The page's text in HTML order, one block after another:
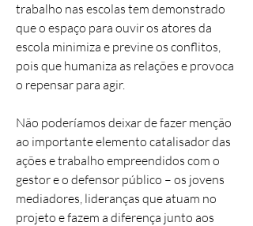
trabalho nas escolas tem demonstrado
que o espaço para ouvir os atores da
escola minimiza e previne os conflitos,
pois que humaniza as relações e provoca
o repensar para agir.
Não poderíamos deixar de fazer menção
ao importante elemento catalisador das
ações e trabalho empreendidos com o
gestor e o defensor público – os jovens
mediadores, lideranças que atuam no
projeto e fazem a diferença junto aos